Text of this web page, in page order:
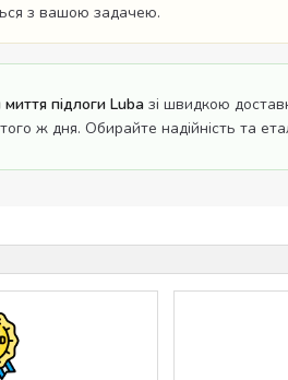
з вашою задачею.
підлоги Luba зі швидкою
того ж дня. Обирайте надійність та